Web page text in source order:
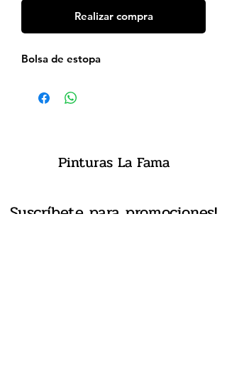
Realizar compra
Bolsa de estopa
Pinturas La Fama
Suscríbete para promociones!